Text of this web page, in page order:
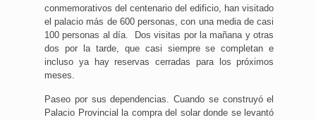
conmemorativos del centenario del edificio, han visitado
el palacio más de 600 personas, con una media de casi
100 personas al día. Dos visitas por la mañana y otras
dos por la tarde, que casi siempre se completan e
incluso ya hay reservas cerradas para los próximos
meses.
Paseo por sus dependencias. Cuando se construyó el
Palacio Provincial la compra del solar donde se levantó